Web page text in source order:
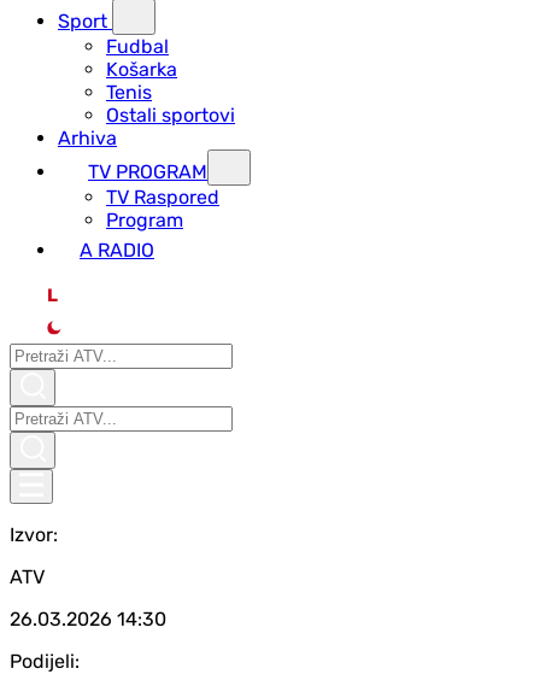
Sport
Fudbal
Košarka
Tenis
Ostali sportovi
Arhiva
TV PROGRAM
ТV Raspored
Program
A RADIO
L
Izvor:
ATV
26.03.2026 14:30
Podijeli: